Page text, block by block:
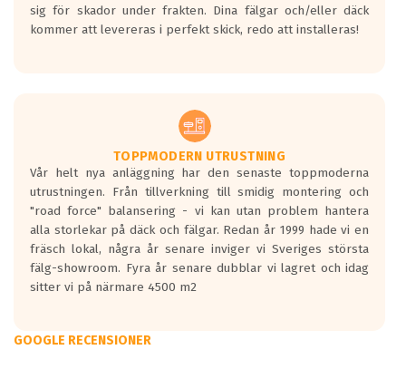
sig för skador under frakten. Dina fälgar och/eller däck
kommer att levereras i perfekt skick, redo att installeras!
TOPPMODERN UTRUSTNING
Vår helt nya anläggning har den senaste toppmoderna
utrustningen. Från tillverkning till smidig montering och
"road force" balansering - vi kan utan problem hantera
alla storlekar på däck och fälgar. Redan år 1999 hade vi en
fräsch lokal, några år senare inviger vi Sveriges största
fälg-showroom. Fyra år senare dubblar vi lagret och idag
sitter vi på närmare 4500 m2
GOOGLE RECENSIONER